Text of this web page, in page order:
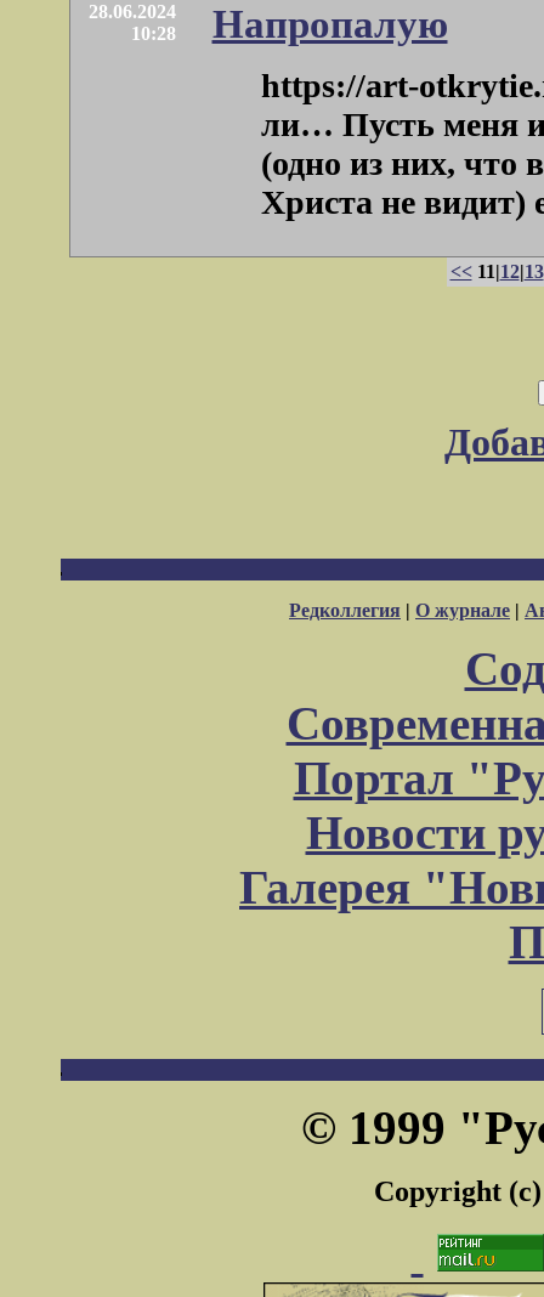
28.06.2024
10:28
Напропалую
https://art-
ли… Пусть меня
(одно из них, что
Христа не видит)
<<11|12|13
Редколлегия | О журнале |
Портал
Новости
Галерея
© 1999
Copyright